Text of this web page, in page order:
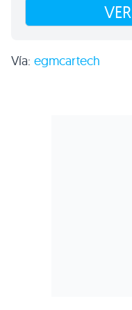
VER
Vía: egmcartech